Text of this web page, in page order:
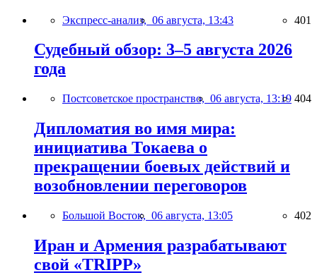
Экспресс-анализ, 06 августа, 13:43 401
Судебный обзор: 3–5 августа 2026
года
Постсоветское пространство, 06 августа, 13:19 404
Дипломатия во имя мира:
инициатива Токаева о
прекращении боевых действий и
возобновлении переговоров
Большой Восток, 06 августа, 13:05 402
Иран и Армения разрабатывают
свой «TRIPP»